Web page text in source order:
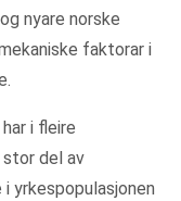
nyare norske
faktorar i
i fleire
stor del av
yrkespopulasjonen